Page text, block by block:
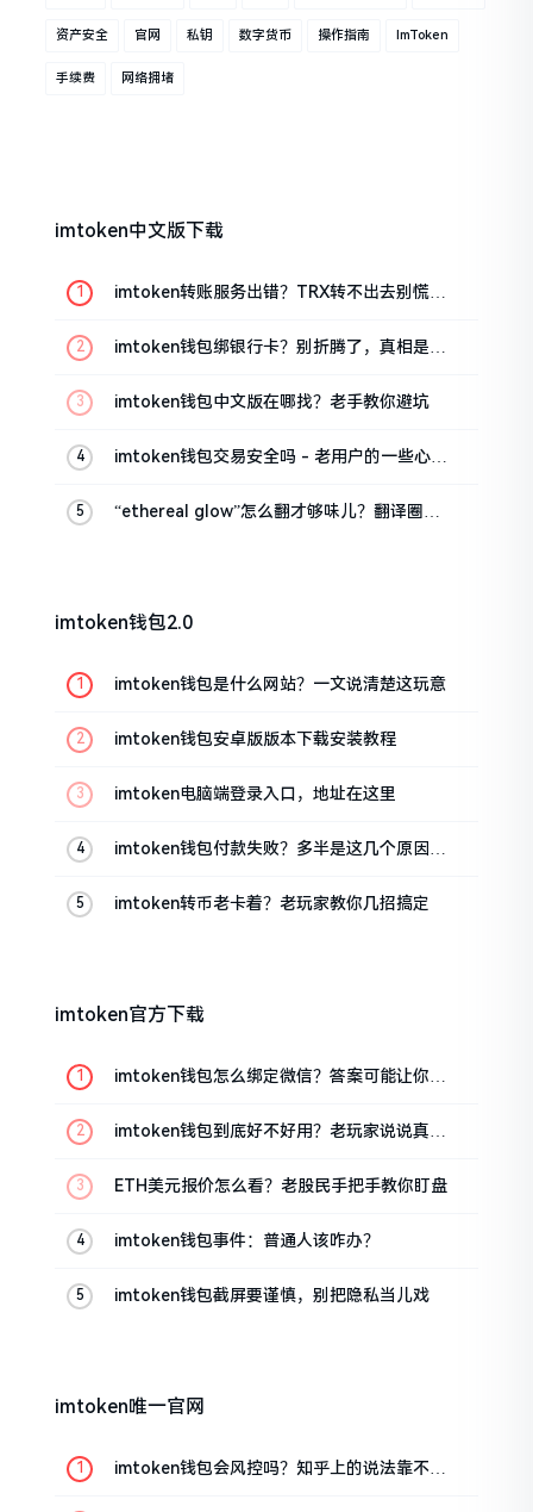
资产安全 官网 私钥 数字货币 操作指南 ImToken
手续费 网络拥堵
imtoken中文版下载
imtoken转账服务出错？TRX转不出去别慌，
imtoken钱包绑银行卡？别折腾了，真相是这
imtoken钱包中文版在哪找？老手教你避坑
imtoken钱包交易安全吗 - 老用户的一些心里
“ethereal glow”怎么翻才够味儿？翻译圈老
imtoken钱包2.0
imtoken钱包是什么网站？一文说清楚这玩意
imtoken钱包安卓版版本下载安装教程
imtoken电脑端登录入口，地址在这里
imtoken钱包付款失败？多半是这几个原因闹
imtoken转币老卡着？老玩家教你几招搞定
imtoken官方下载
imtoken钱包怎么绑定微信？答案可能让你失
imtoken钱包到底好不好用？老玩家说说真实
ETH美元报价怎么看？老股民手把手教你盯盘
imtoken钱包事件：普通人该咋办？
imtoken钱包截屏要谨慎，别把隐私当儿戏
imtoken唯一官网
imtoken钱包会风控吗？知乎上的说法靠不靠